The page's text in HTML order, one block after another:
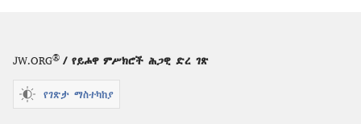
JW.ORG® / የይሖዋ ምሥክሮች ሕጋዊ ድረ ገጽ
የገጽታ ማስተካከያ